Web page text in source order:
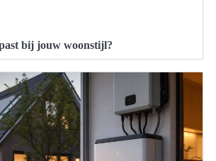
bij jouw woonstijl?